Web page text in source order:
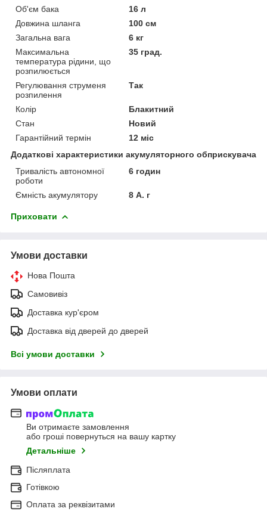
Об'єм бака
16 л
Довжина шланга
100 см
Загальна вага
6 кг
Максимальна
температура рідини, що
розпилюється
35 град.
Регулювання струменя
розпилення
Так
Колір
Блакитний
Стан
Новий
Гарантійний термін
12 міс
Додаткові характеристики акумуляторного обприскувача
Тривалість автономної
роботи
6 годин
Ємність акумулятору 8 А. г
Приховати
Умови доставки
Нова Пошта
Самовивіз
Доставка кур'єром
Доставка від дверей до дверей
Всі умови доставки
Умови оплати
Ви отримаєте замовлення
або гроші повернуться на вашу картку
Детальніше
Післяплата
Готівкою
Оплата за реквізитами